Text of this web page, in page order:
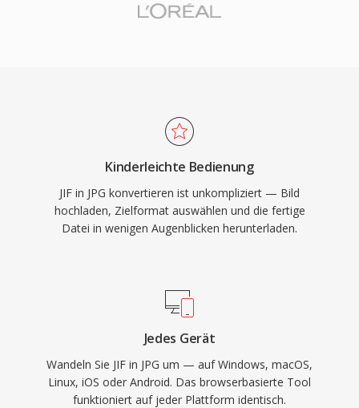
Kinderleichte Bedienung
JIF in JPG konvertieren ist unkompliziert — Bild
hochladen, Zielformat auswählen und die fertige
Datei in wenigen Augenblicken herunterladen.
Jedes Gerät
Wandeln Sie JIF in JPG um — auf Windows, macOS,
Linux, iOS oder Android. Das browserbasierte Tool
funktioniert auf jeder Plattform identisch.